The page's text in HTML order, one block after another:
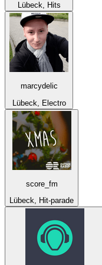
Lübeck, Hits
marcydelic
Lübeck, Electro
score_fm
Lübeck, Hit-parade